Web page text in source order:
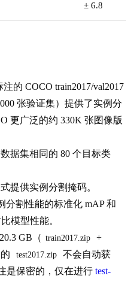
± 6.8
的 COCO train2017/val2017
张验证集）提供了实例分
更广泛的约 330K 张图像版
据集相同的 80 个目标类
提供实例分割掩码。
分割性能的标准化 mAP 和
模型性能。
GB（ train2017.zip +
test2017.zip
不会自动获
是保密的，仅在进行 test-